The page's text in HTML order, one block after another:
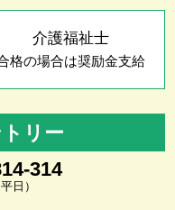
介護福祉士
格の場合は奨励金支給
リー
314
日）